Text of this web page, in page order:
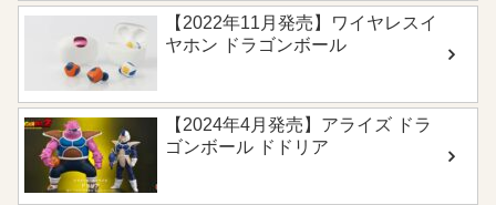
【2022年11月発売】ワイヤレスイ
ヤホン ドラゴンボール
【2024年4月発売】アライズ ドラ
ゴンボール ドドリア